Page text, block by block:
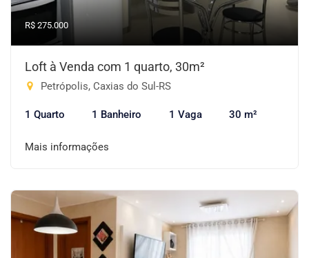
R$ 275.000
Loft à Venda com 1 quarto, 30m²
Petrópolis, Caxias do Sul-RS
1 Quarto 1 Banheiro 1 Vaga 30 m²
Mais informações